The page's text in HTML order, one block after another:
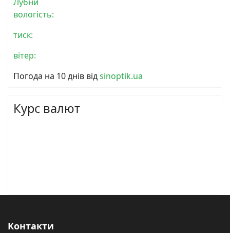
вологість:
тиск:
вітер:
Погода на 10 днів відsinoptik.ua
Курс валют
Контакти